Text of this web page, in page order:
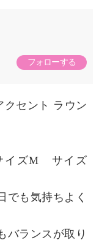
フォローする
セント ラウン
イズM サイズ
でも気持ちよく
バランスが取り